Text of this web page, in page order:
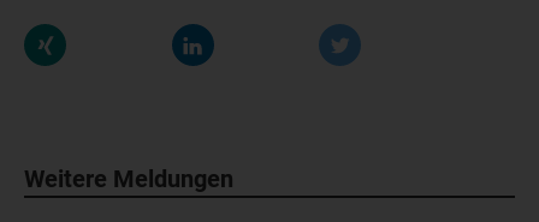
Weitere Meldungen